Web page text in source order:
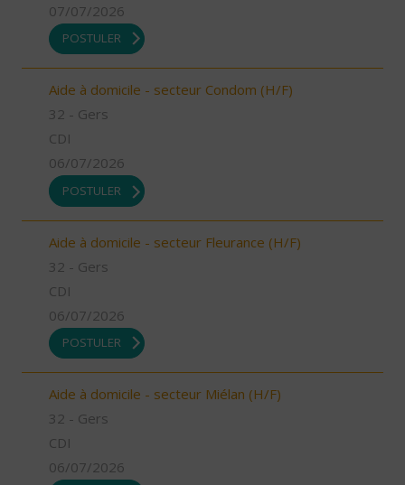
07/07/2026
POSTULER
Aide à domicile - secteur Condom (H/F)
32 - Gers
CDI
06/07/2026
POSTULER
Aide à domicile - secteur Fleurance (H/F)
32 - Gers
CDI
06/07/2026
POSTULER
Aide à domicile - secteur Miélan (H/F)
32 - Gers
CDI
06/07/2026